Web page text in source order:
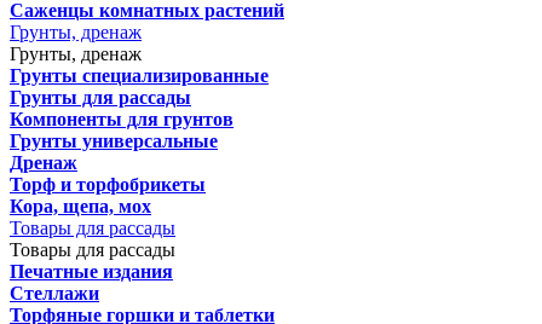
Саженцы комнатных растений
Грунты, дренаж
Грунты, дренаж
Грунты специализированные
Грунты для рассады
Компоненты для грунтов
Грунты универсальные
Дренаж
Торф и торфобрикеты
Кора, щепа, мох
Товары для рассады
Товары для рассады
Печатные издания
Стеллажи
Торфяные горшки и таблетки